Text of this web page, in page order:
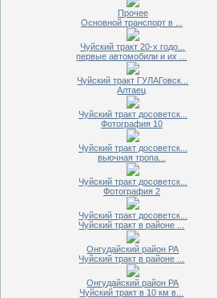
Прочее
Основной транспорт в ...
Чуйский тракт 20-х годо...
первые автомобили и их ...
Чуйский тракт ГУЛАГовск...
Алтаец
Чуйский тракт досоветск...
Фотография 10
Чуйский тракт досоветск...
вьючная тропа...
Чуйский тракт досоветск...
Фотография 2
Чуйский тракт досоветск...
Чуйский тракт в районе ...
Онгудайский район РА
Чуйский тракт в районе ...
Онгудайский район РА
Чуйский тракт в 10 км в...